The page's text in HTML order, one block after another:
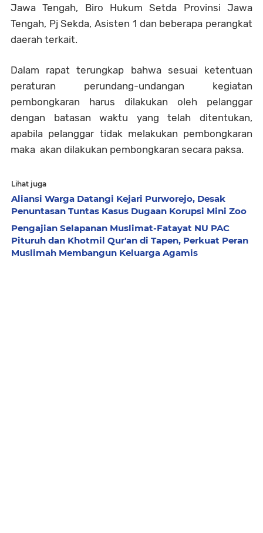
Jawa Tengah, Biro Hukum Setda Provinsi Jawa
Tengah, Pj Sekda, Asisten 1 dan beberapa perangkat
daerah terkait.
Dalam rapat terungkap bahwa sesuai ketentuan
peraturan perundang-undangan kegiatan
pembongkaran harus dilakukan oleh pelanggar
dengan batasan waktu yang telah ditentukan,
apabila pelanggar tidak melakukan pembongkaran
maka akan dilakukan pembongkaran secara paksa.
Lihat juga
Aliansi Warga Datangi Kejari Purworejo, Desak
Penuntasan Tuntas Kasus Dugaan Korupsi Mini Zoo
Pengajian Selapanan Muslimat-Fatayat NU PAC
Pituruh dan Khotmil Qur'an di Tapen, Perkuat Peran
Muslimah Membangun Keluarga Agamis